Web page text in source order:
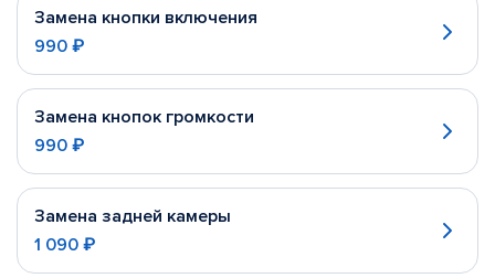
Замена кнопки включения
990 ₽
Замена кнопок громкости
990 ₽
Замена задней камеры
1 090 ₽